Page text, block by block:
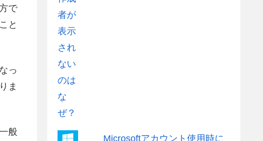
で
と
っ
ま
般
Microsoftアカウント使用時に